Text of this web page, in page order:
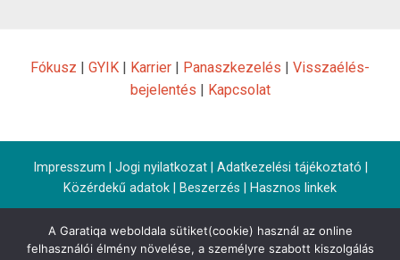
Fókusz GYIK Karrier Panaszkezelés
Visszaélés-
bejelentés
Kapcsolat
Impresszum Jogi nyilatkozat| Adatkezelési tájékoztató
Közérdekű adatok
Beszerzés Hasznos linkek
A Garatiqa weboldala sütiket(cookie) használ az online
felhasználói élmény növelése, a személyre szabott kiszolgálás